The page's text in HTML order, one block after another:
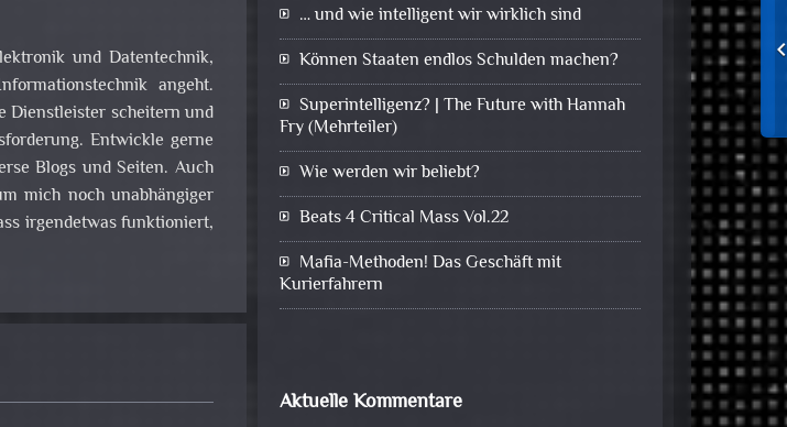
und Datentechnik,
angeht.
Dienstleister scheitern und
Entwickle gerne
Blogs und Seiten. Auch
mich noch unabhängiger
irgendetwas funktioniert,
… und wie intelligent wir wirklich sind
Können Staaten endlos Schulden machen?
Superintelligenz? | The Future with Hannah
Fry (Mehrteiler)
Wie werden wir beliebt?
Beats 4 Critical Mass Vol.22
Mafia-Methoden! Das Geschäft mit
Kurierfahrern
Aktuelle Kommentare